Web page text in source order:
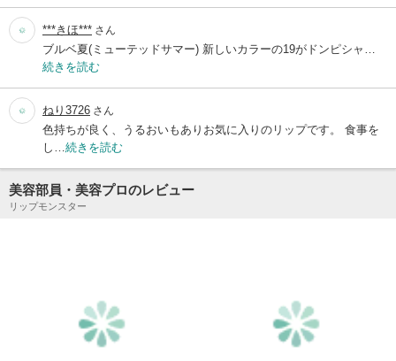
***きほ*** さん
ブルベ夏(ミューテッドサマー) 新しいカラーの19がドンピシャ…
続きを読む
ねり3726 さん
色持ちが良く、うるおいもありお気に入りのリップです。 食事を
し… 続きを読む
美容部員・美容プロのレビュー
リップモンスター